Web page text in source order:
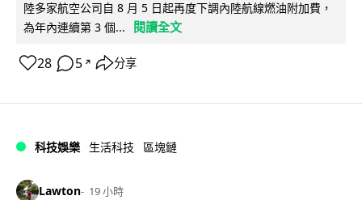
陸多家航空公司自 8 月 5 日起再度下調內陸航線燃油附加費，
為年內連續第 3 個...
閱讀全文
28 5 ↗ 分享
科技娛樂 生活科技 區塊鏈
Lawton 19 小時